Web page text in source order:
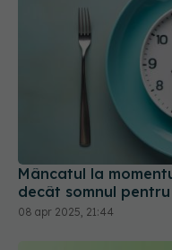
Mâncatul la
decât somnul
08 apr 2025, 21:44